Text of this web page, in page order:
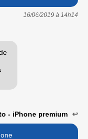
16/06/2019 à 14h14
- iPhone premium ↩